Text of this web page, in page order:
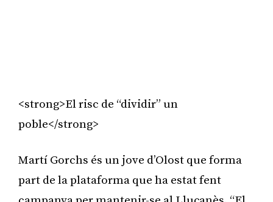
<strong>El risc de “dividir” un
poble</strong>
Martí Gorchs és un jove d’Olost que forma
part de la plataforma que ha estat fent